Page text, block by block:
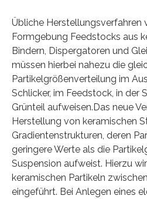
Übliche Herstellungsverfahren
Formgebung Feedstocks aus
Bindern, Dispergatoren und
müssen hierbei nahezu die
Partikelgrößenverteilung im
Schlicker, im Feedstock, in der
Grünteil aufweisen.Das neue
Herstellung von keramischen
Gradientenstrukturen, deren
geringere Werte als die
Suspension aufweist. Hierzu
keramischen Partikeln
eingeführt. Bei Anlegen eines